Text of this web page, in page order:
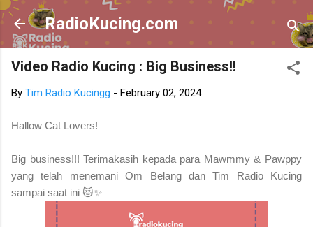
Skip to main content
RadioKucing.com
Video Radio Kucing : Big Business!!
By Tim Radio Kucingg - February 02, 2024
Hallow Cat Lovers!
Big business!!! Terimakasih kepada para Mawmmy & Pawppy
yang telah menemani Om Belang dan Tim Radio Kucing
sampai saat ini 😻✨